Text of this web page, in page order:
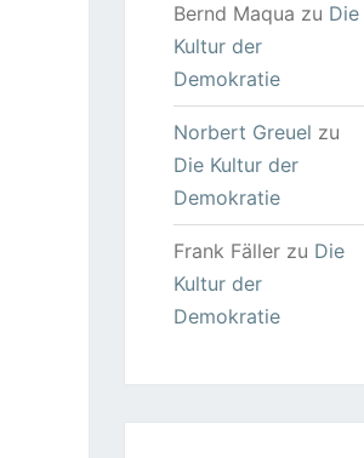
Bernd Maqua zu Die
Kultur der
Demokratie
Norbert Greuel zu
Die Kultur der
Demokratie
Frank Fällerzu Die
Kultur der
Demokratie